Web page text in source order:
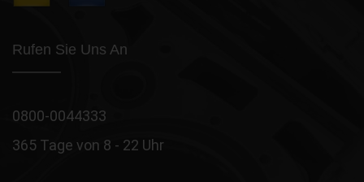
Rufen Sie Uns An
0800-0044333
365 Tage von 8 - 22 Uhr